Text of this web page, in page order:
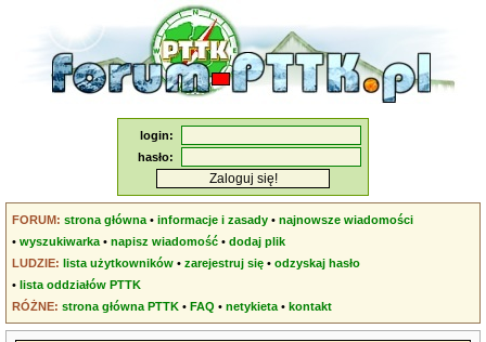
login:
hasło:
FORUM: strona główna •informacje i zasady •najnowsze wiadomości
•wyszukiwarka •napisz wiadomość •dodaj plik
LUDZIE: lista użytkowników •zarejestruj się •odzyskaj hasło
•lista oddziałów PTTK
RÓŻNE: strona główna PTTK •FAQ •netykieta •kontakt